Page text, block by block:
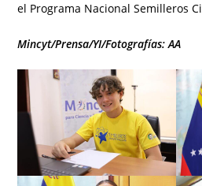
el Programa Nacional Semilleros
Mincyt/Prensa/YI/Fotografías: AA